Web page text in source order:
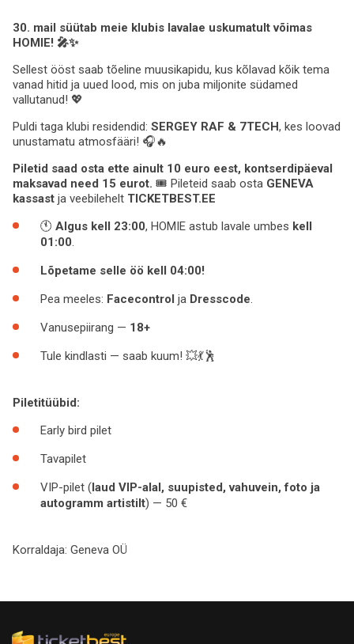
30. mail süütab meie klubis lavalae uskumatult võimas
HOMIE! 🎤✨
Sellest ööst saab tõeline muusikapidu, kus kõlavad kõik tema
vanad hitid ja uued lood, mis on juba miljonite südamed
vallutanud! 💖
Puldi taga klubi residendid: SERGEY RAF & 7TECH, kes loovad
unustamatu atmosfääri! 🎧🔥
Piletid saad osta ette ainult 10 euro eest, kontserdipäeval
maksavad need 15 eurot. 🎟 Pileteid saab osta GENEVA
kassast ja veebilehelt TICKETBEST.EE
🕚 Algus kell 23:00, HOMIE astub lavale umbes kell
01:00.
Lõpetame selle öö kell 04:00!
Pea meeles: Facecontrol ja Dresscode.
Vanusepiirang — 18+
Tule kindlasti — saab kuum! 💥💃🕺
Piletitüübid:
Early bird pilet
Tavapilet
VIP-pilet (laud VIP-alal, suupisted, vahuvein, foto ja
autogramm artistilt) — 50 €
Korraldaja: Geneva OÜ